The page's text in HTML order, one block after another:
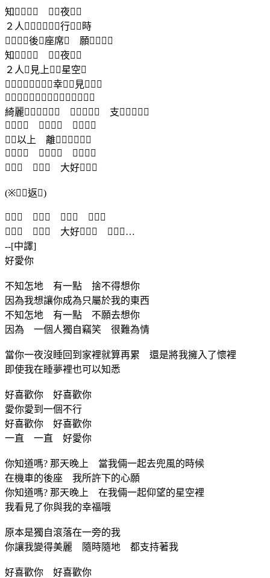
知？ 夜
２人行時
後座席 願
知？ 夜
２人見上星空
幸見
１
綺麗  支
  
以上 離
  
  大好
(※返)
   
  大好 …
--[中譯]
好愛你
不知怎地 有一點 捨不得想你
因為我想讓你成為只屬於我的東西
不知怎地 有一點 不願去想你
因為 一個人獨自竊笑 很難為情
當你一夜沒睡回到家裡就算再累 還是將我擁入了懷裡
即使我在睡夢裡也可以知悉
好喜歡你 好喜歡你
愛你愛到一個不行
好喜歡你 好喜歡你
一直 一直 好愛你
你知道嗎? 那天晚上 當我倆一起去兜風的時候
在機車的後座 我所許下的心願
你知道嗎? 那天晚上 在我倆一起仰望的星空裡
我看見了你與我的幸福哦
原本是獨自滾落在一旁的我
你讓我變得美麗 隨時隨地 都支持著我
好喜歡你 好喜歡你